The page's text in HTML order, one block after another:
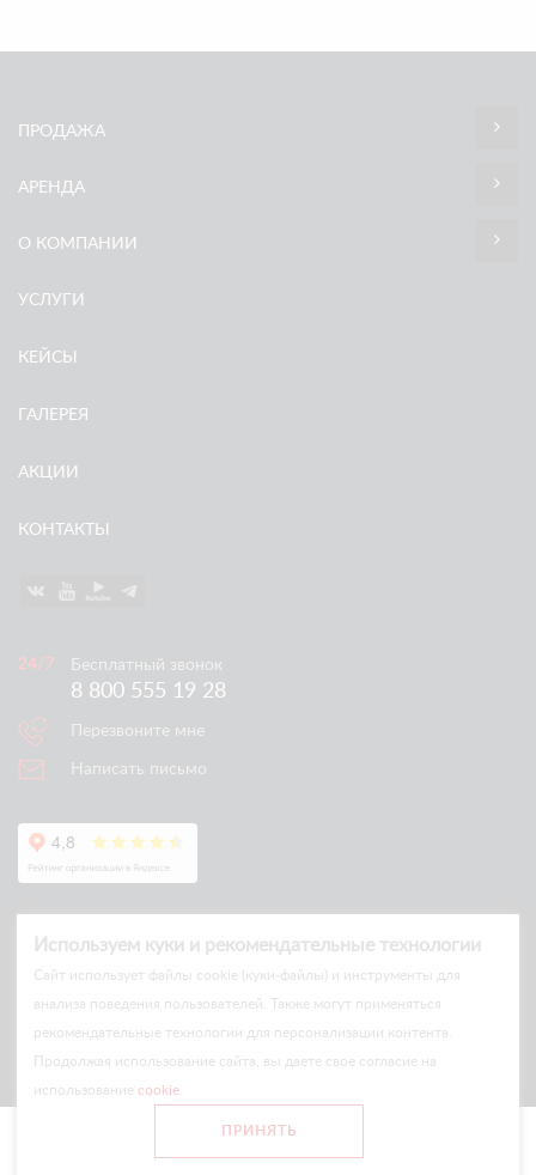
© Arlift 2026
All rights reserved
ПРОДАЖА
АРЕНДА
О КОМПАНИИ
УСЛУГИ
КЕЙСЫ
ГАЛЕРЕЯ
АКЦИИ
КОНТАКТЫ
Бесплатный звонок
8 800 555 19 28
Перезвоните мне
Написать письмо
Используем куки и рекомендательные технологии
Cайт использует файлы cookie (куки-файлы) и инструменты для
анализа поведения пользователей. Также могут применяться
рекомендательные технологии для персонализации контента.
Продолжая использование сайта, вы даете свое согласие на
использование cookie
ПРИНЯТЬ